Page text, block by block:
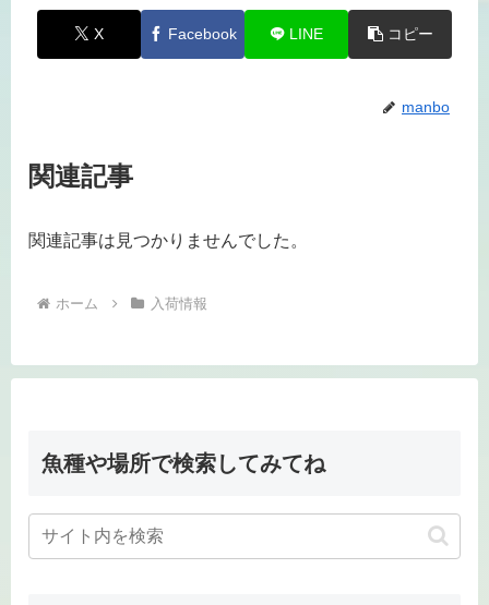
X Facebook LINE コピー
manbo
関連記事
関連記事は見つかりませんでした。
ホーム 入荷情報
魚種や場所で検索してみてね